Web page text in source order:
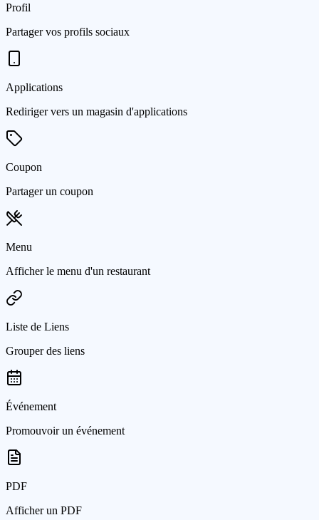
Profil
Partager vos profils sociaux
Applications
Rediriger vers un magasin d'applications
Coupon
Partager un coupon
Menu
Afficher le menu d'un restaurant
Liste de Liens
Grouper des liens
Événement
Promouvoir un événement
PDF
Afficher un PDF